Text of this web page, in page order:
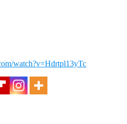
watch?v=Hdrtpl13yTc